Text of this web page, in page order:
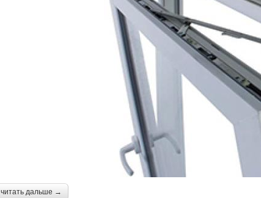
читать дальше →